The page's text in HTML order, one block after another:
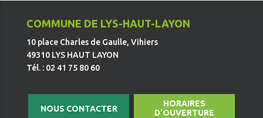
COMMUNE DE LYS-HAUT-LAYON
10 place Charles de Gaulle, Vihiers
49310 LYS HAUT LAYON
Tél. : 02 41 75 80 60
NOUS CONTACTER
HORAIRES
D'OUVERTURE